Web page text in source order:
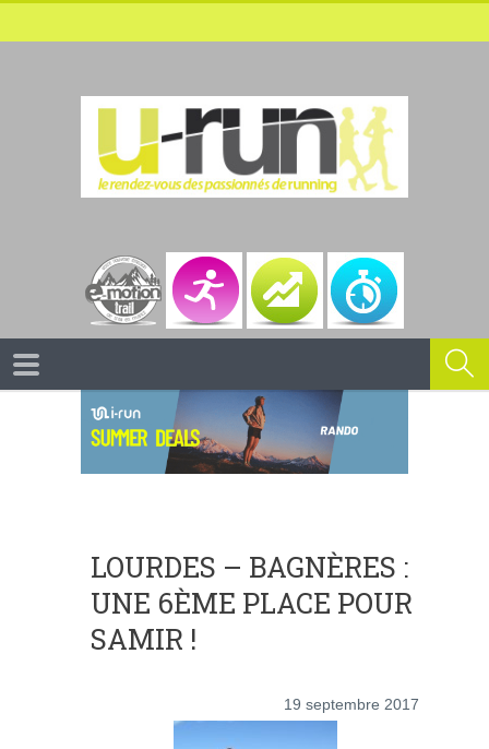
LOURDES – BAGNÈRES :
UNE 6ÈME PLACE POUR
SAMIR !
19 septembre 2017